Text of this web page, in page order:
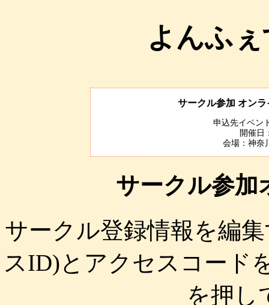
よんふ
サークル参加 オン
申込先イベン
開催日
会場：神奈
サークル参加
サークル登録情報を編
スID)とアクセスコード
を押し